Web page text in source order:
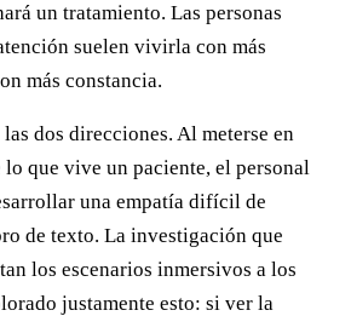
un tratamiento. Las personas
suelen vivirla con más
más constancia.
dos direcciones. Al meterse en
que vive un paciente, el personal
una empatía difícil de
de texto. La investigación que
los escenarios inmersivos a los
justamente esto: si ver la